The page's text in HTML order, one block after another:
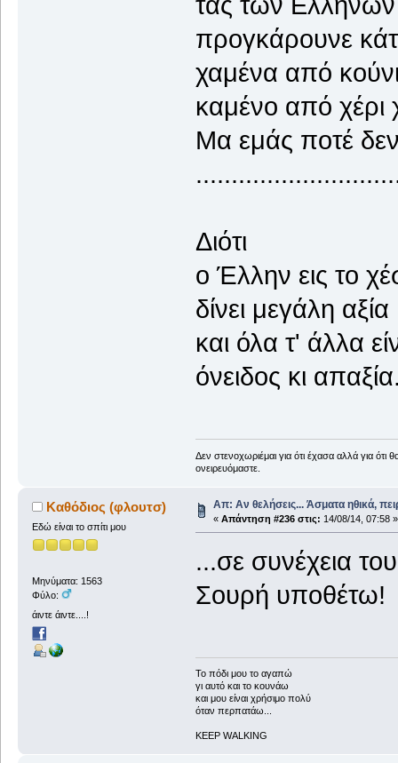
τας των Ελλήνων
προγκάρουνε
χαμένα από
καμένο από χέρι
Μα εμάς ποτέ
Διότι
ο Έλλην εις το
δίνει μεγάλη αξία
και όλα τ' άλλα
όνειδος κι
Δεν στενοχωριέμαι για ότι έχασα αλλά για
ονειρευόμαστε.
Καθόδιος (φλουτσ)
Εδώ είναι το σπίτι μου
Μηνύματα: 1563
Φύλο:
άιντε άιντε....!
Απ: Αν θελήσεις... Άσματα ηθικά,
« Απάντηση #236 στις: 14/08/14, 07:58 »
...σε συνέχεια
Σουρή υποθέτω!
To πόδι μου το αγαπώ
γι αυτό και το κουνάω
και μου είναι χρήσιμο πολύ
όταν περπατάω...
KEEP WALKING